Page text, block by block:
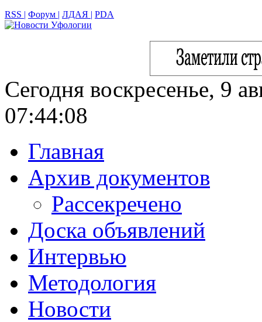
RSS | Форум | ЛДАЯ | PDA
Сегодня воскресенье, 9
07:44:09
Главная
Архив документов
Рассекречено
Доска объявлений
Интервью
Методология
Новости